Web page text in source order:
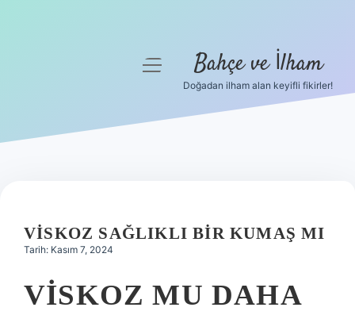
Hakkımızda
menüyü
Bahçe ve İlham
Doğadan ilham alan keyifli fikirler!
VISKOZ SAĞLIKLI BIR KUMAŞ MI
Tarih: Kasım 7, 2024
VISKOZ MU DAHA